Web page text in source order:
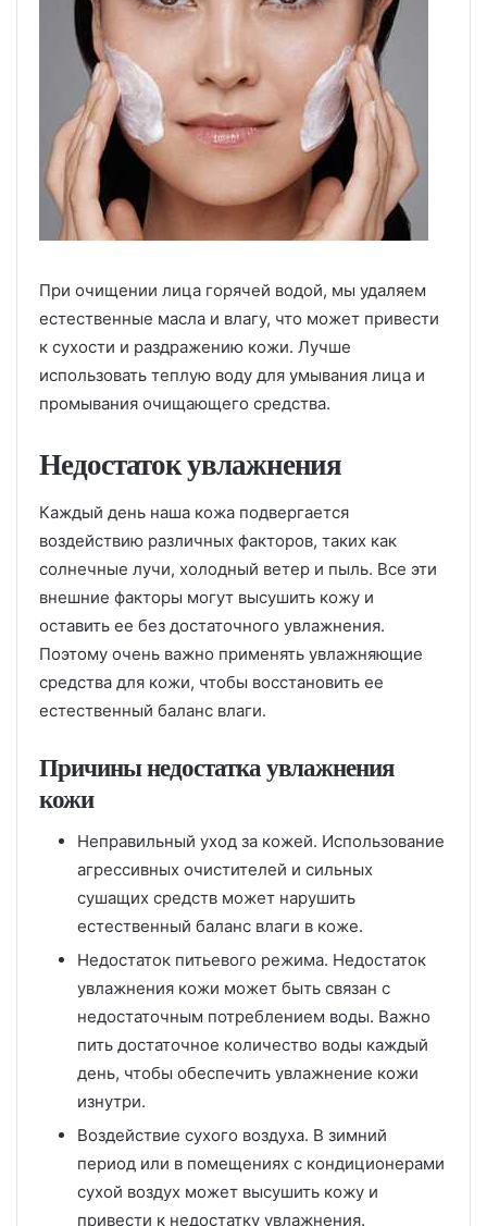
При очищении лица горячей водой, мы удаляем
естественные масла и влагу, что может привести
к сухости и раздражению кожи. Лучше
использовать теплую воду для умывания лица и
промывания очищающего средства.
Недостаток увлажнения
Каждый день наша кожа подвергается
воздействию различных факторов, таких как
солнечные лучи, холодный ветер и пыль. Все эти
внешние факторы могут высушить кожу и
оставить ее без достаточного увлажнения.
Поэтому очень важно применять увлажняющие
средства для кожи, чтобы восстановить ее
естественный баланс влаги.
Причины недостатка увлажнения
кожи
Неправильный уход за кожей. Использование
агрессивных очистителей и сильных
сушащих средств может нарушить
естественный баланс влаги в коже.
Недостаток питьевого режима. Недостаток
увлажнения кожи может быть связан с
недостаточным потреблением воды. Важно
пить достаточное количество воды каждый
день, чтобы обеспечить увлажнение кожи
изнутри.
Воздействие сухого воздуха. В зимний
период или в помещениях с кондиционерами
сухой воздух может высушить кожу и
привести к недостатку увлажнения.